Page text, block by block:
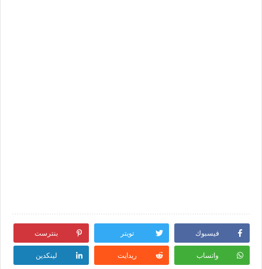
فيسبوك تويتر بنترست
واتساب ريدايت لينكدين